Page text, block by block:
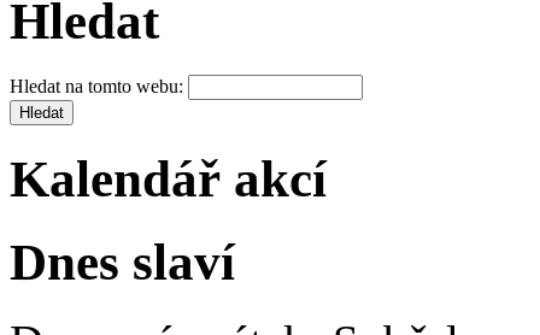
Hledat
Hledat na tomto webu:
Kalendář akcí
Dnes slaví